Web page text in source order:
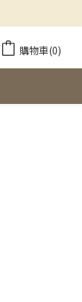
購物車(0)